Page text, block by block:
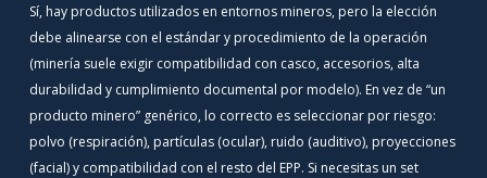
Sí, hay productos utilizados en entornos mineros, pero la elección
debe alinearse con el estándar y procedimiento de la operación
(minería suele exigir compatibilidad con casco, accesorios, alta
durabilidad y cumplimiento documental por modelo). En vez de “un
producto minero” genérico, lo correcto es seleccionar por riesgo:
polvo (respiración), partículas (ocular), ruido (auditivo), proyecciones
(facial) y compatibilidad con el resto del EPP. Si necesitas un set